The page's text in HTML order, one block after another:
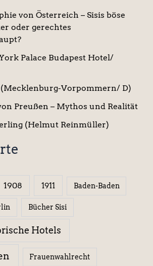
von Österreich – Sisis böse
oder gerechtes
Palace Budapest Hotel/
(Mecklenburg-Vorpommern/ D)
Preußen – Mythos und Realität
(Helmut Reinmüller)
1908 1911 Baden-Baden
Bücher Sisi
Hotels
Frauenwahlrecht